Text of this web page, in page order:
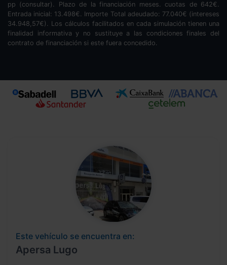
pp (consultar). Plazo de la financiación meses. cuotas de 642€.
Entrada inicial: 13.498€. Importe Total adeudado: 77.040€ (intereses
34.948,57€). Los cálculos facilitados en cada simulación tienen una
finalidad informativa y no sustituye a las condiciones finales del
contrato de financiación si este fuera concedido.
Este vehículo se encuentra en:
Apersa Lugo